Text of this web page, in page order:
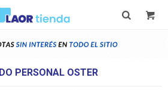
PERSONAL OSTER